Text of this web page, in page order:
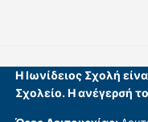
Η Ιωνίδειος Σχολή
Σχολείο. Η ανέγερσή